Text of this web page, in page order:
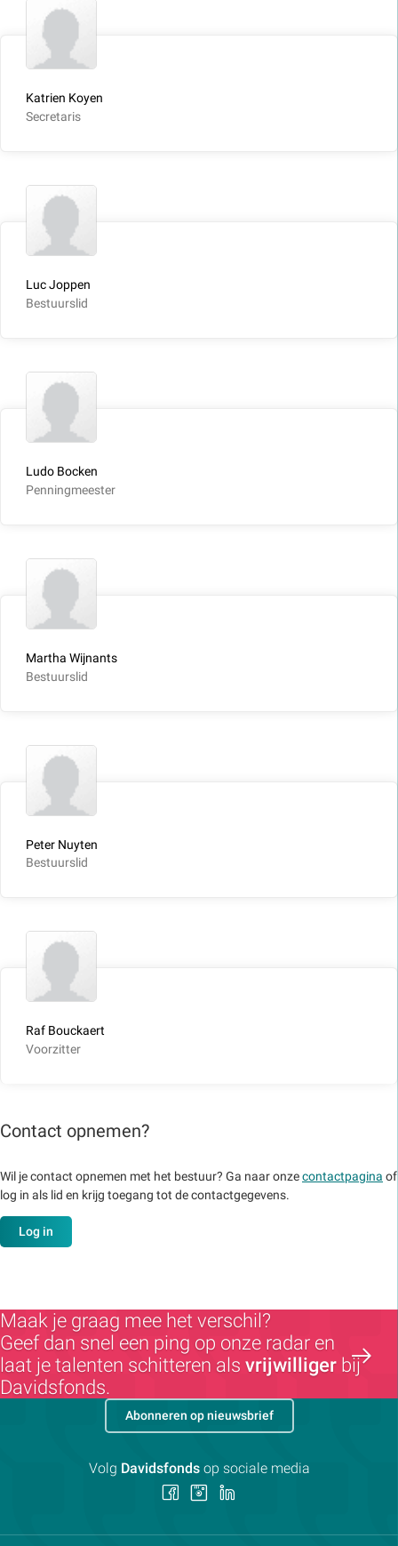
Katrien Koyen
Secretaris
Luc Joppen
Bestuurslid
Ludo Bocken
Penningmeester
Martha Wijnants
Bestuurslid
Peter Nuyten
Bestuurslid
Raf Bouckaert
Voorzitter
Contact opnemen?
Wil je contact opnemen met het bestuur? Ga naar onzecontactpagina of
log in als lid en krijg toegang tot de contactgegevens.
Log in
Maak je graag mee het verschil?
Geef dan snel een ping op onze radar en
laat je talenten schitteren als vrijwilliger bij
Davidsfonds.
Abonneren op nieuwsbrief
Volg Davidsfondsop sociale media
Volg Volg